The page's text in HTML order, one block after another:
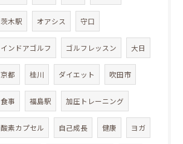
茨木駅 オアシス 守口
インドアゴルフ ゴルフレッスン 大日
京都 桂川 ダイエット 吹田市
食事 福島駅 加圧トレーニング
酸素カプセル 自己成長 健康 ヨガ